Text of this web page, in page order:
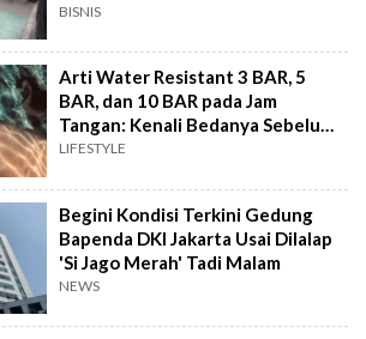
BISNIS
Arti Water Resistant 3 BAR, 5
BAR, dan 10 BAR pada Jam
Tangan: Kenali Bedanya Sebelum
Beli
LIFESTYLE
Begini Kondisi Terkini Gedung
Bapenda DKI Jakarta Usai Dilalap
'Si Jago Merah' Tadi Malam
NEWS